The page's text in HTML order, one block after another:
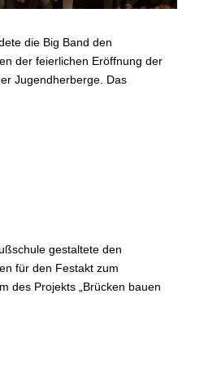
die Big Band den
der feierlichen Eröffnung der
Jugendherberge. Das
gestaltete den
für den Festakt zum
des Projekts „Brücken bauen